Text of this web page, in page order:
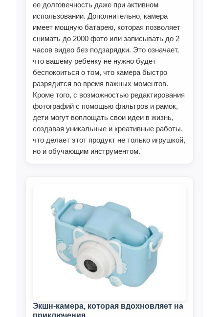
ее долговечность даже при активном
использовании. Дополнительно, камера
имеет мощную батарею, которая позволяет
снимать до 2000 фото или записывать до 2
часов видео без подзарядки. Это означает,
что вашему ребенку не нужно будет
беспокоиться о том, что камера быстро
разрядится во время важных моментов.
Кроме того, с возможностью редактирования
фотографий с помощью фильтров и рамок,
дети могут воплощать свои идеи в жизнь,
создавая уникальные и креативные работы,
что делает этот продукт не только игрушкой,
но и обучающим инструментом.
Экшн-камера, которая вдохновляет на